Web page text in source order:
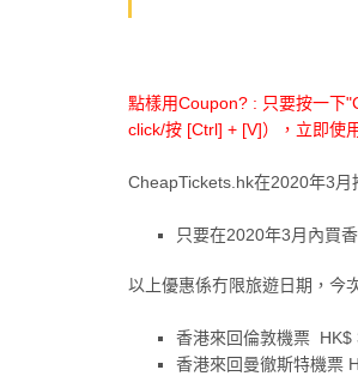
點樣用Coupon? : 只要按一下
click/按 [Ctrl] + [V]），立即使
CheapTickets.hk在2020年3月
只要在2020年3月內買
以上優惠係冇限旅遊日期，今
香港來回倫敦機票 HK$
香港來回曼徹斯特機票